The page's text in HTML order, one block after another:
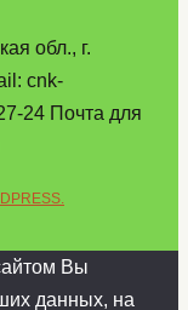
обл., г.
cnk-
24 Почта для
Вы
данных, на